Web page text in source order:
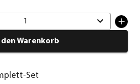
1
den Warenkorb
Set